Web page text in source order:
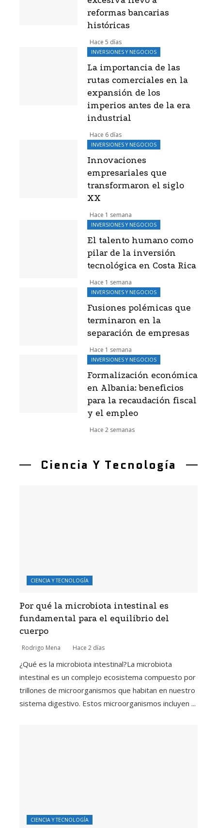
reformas bancarias
históricas
Hace 5 días
INVERSIONES Y NEGOCIOS
La importancia de las
rutas comerciales en la
expansión de los
imperios antes de la era
industrial
Hace 6 días
INVERSIONES Y NEGOCIOS
Innovaciones
empresariales que
transformaron el siglo
XX
Hace 1 semana
INVERSIONES Y NEGOCIOS
El talento humano como
pilar de la inversión
tecnológica en Costa Rica
Hace 1 semana
INVERSIONES Y NEGOCIOS
Fusiones polémicas que
terminaron en la
separación de empresas
Hace 1 semana
INVERSIONES Y NEGOCIOS
Formalización económica
en Albania: beneficios
para la recaudación fiscal
y el empleo
Hace 2 semanas
Ciencia Y Tecnología
CIENCIA Y TECNOLOGÍA
Por qué la microbiota intestinal es
fundamental para el equilibrio del
cuerpo
Rodrigo Mena Hace 2 días
¿Qué es la microbiota intestinal?La microbiota
intestinal es un complejo ecosistema compuesto por
trillones de microorganismos que habitan en nuestro
sistema digestivo. Estos microorganismos incluyen ...
CIENCIA Y TECNOLOGÍA